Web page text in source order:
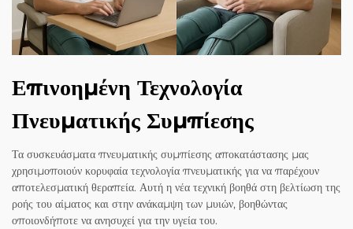
Επινοημένη Τεχνολογία
Πνευματικής Συμπίεσης
Τα συσκευάσματα πνευματικής συμπίεσης αποκατάστασης μας
χρησιμοποιούν κορυφαία τεχνολογία πνευματικής για να παρέχουν
αποτελεσματική θεραπεία. Αυτή η νέα τεχνική βοηθά στη βελτίωση της
ροής του αίματος και στην ανάκαμψη των μυιών, βοηθώντας
οποιονδήποτε να ανησυχεί για την υγεία του.